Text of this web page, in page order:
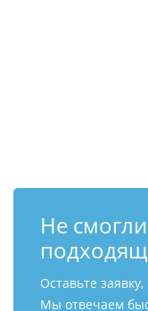
Не
Оставьте
Мы отвечаем